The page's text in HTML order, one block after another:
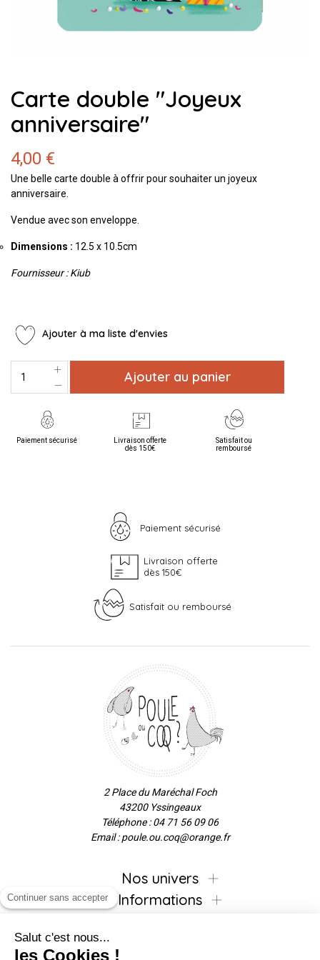
Carte double "Joyeux
anniversaire"
4,00 €
Une belle carte double à offrir pour souhaiter un joyeux
anniversaire.
Vendue avec son enveloppe.
Dimensions : 12.5 x 10.5cm
Fournisseur : Kiub
Ajouter à ma liste d'envies
Ajouter au panier
Paiement sécurisé
Livraison offerte
dès 150€
Satisfait ou
remboursé
Paiement sécurisé
Livraison offerte
dès 150€
Satisfait ou remboursé
2 Place du Maréchal Foch
43200 Yssingeaux
Téléphone : 04 71 56 09 06
Email : poule.ou.coq@orange.fr
Nos univers
Informations
Continuer sans accepter
Salut c'est nous...
les Cookies !